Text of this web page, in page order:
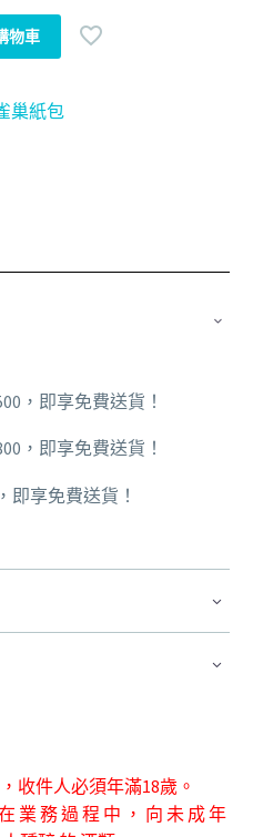
物車
巢紙包
，即享免費送貨！
，即享免費送貨！
即享免費送貨！
收件人必須年滿18歲。
業 務 過 程 中 ， 向 未 成 年